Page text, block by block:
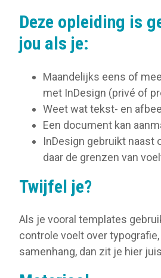
Deze opleiding is
jou als je:
Maandelijks eens of
met InDesign (privé of
Weet wat tekst- en
Een document kan
InDesign gebruikt naast
daar de grenzen van
Twijfel je?
Als je vooral templates
controle voelt over
samenhang, dan zit je hier